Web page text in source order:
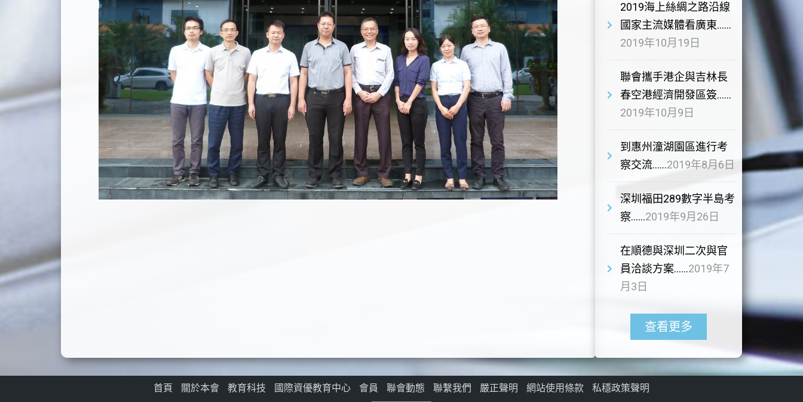
2019海上絲綢之路沿線
國家主流媒體看廣東……
2019年10月19日
聯會攜手港企與吉林長
春空港經濟開發區簽……
2019年10月9日
到惠州潼湖園區進行考
察交流……2019年8月6日
深圳福田289數字半島考
察……2019年9月26日
在順德與深圳二次與官
員洽談方案……2019年7
月3日
查看更多
首頁 關於本會 教育科技 國際資優教育中心 會員 聯會動態 聯繫我們 嚴正聲明 網站使用條款 私穩政策聲明